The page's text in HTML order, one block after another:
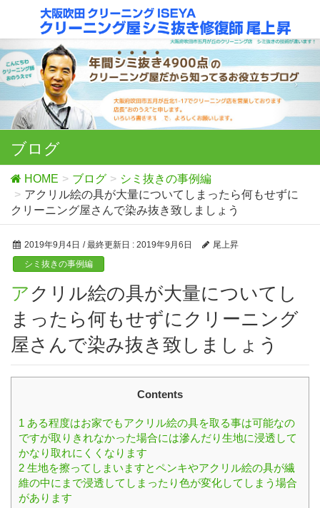
ブログ
HOME ブログ
シミ抜きの事例編
アクリル絵の具が大量についてしまったら何もせずに
クリーニング屋さんで染み抜き致しましょう
2019年9月4日 / 最終更新日 : 2019年9月6日
尾上昇
シミ抜きの事例編
アクリル絵の具が大量についてし
まったら何もせずにクリーニング
屋さんで染み抜き致しましょう
Contents
1 ある程度はお家でもアクリル絵の具を取る事は可能なの
ですが取りきれなかった場合には滲んだり生地に浸透して
かなり取れにくくなります
2 生地を擦ってしまいますとペンキやアクリル絵の具が繊
維の中にまで浸透してしまったり色が変化してしまう場合
があります